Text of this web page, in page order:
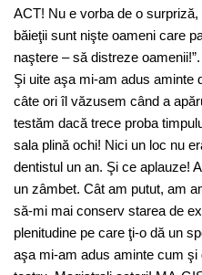
ACT! Nu e vorba de o
băieţii sunt nişte oameni care
naştere – să distreze oamenii!”.
Şi uite aşa mi-am adus aminte
câte ori îl văzusem când a
testăm dacă trece proba
sala plină ochi! Nici un loc nu
dentistul un an. Şi ce aplauze!
un zâmbet. Cât am putut, am
să-mi mai conserv starea de
plenitudine pe care ţi-o dă un
aşa mi-am adus aminte cum